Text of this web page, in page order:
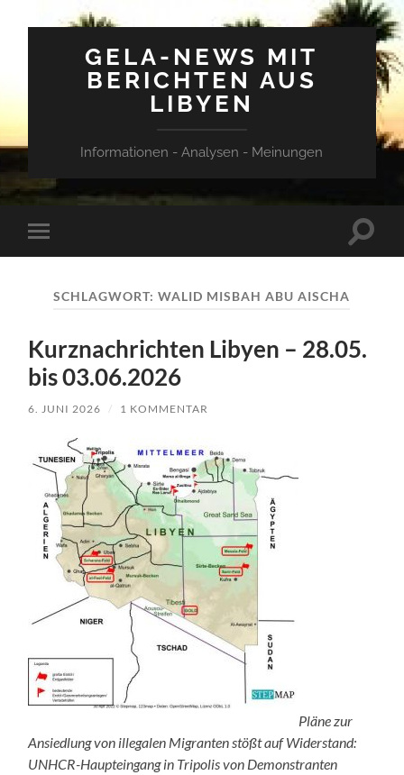
GELA-NEWS MIT
BERICHTEN AUS
LIBYEN
Informationen - Analysen - Meinungen
Mobile-
Menü
SCHLAGWORT:WALID MISBAH ABU AISCHA
Kurznachrichten Libyen – 28.05.
bis 03.06.2026
6. JUNI 2026 / 1 KOMMENTAR
Pläne zur
Ansiedlung von illegalen Migranten stößt auf Widerstand:
UNHCR-Haupteingang in Tripolis von Demonstranten